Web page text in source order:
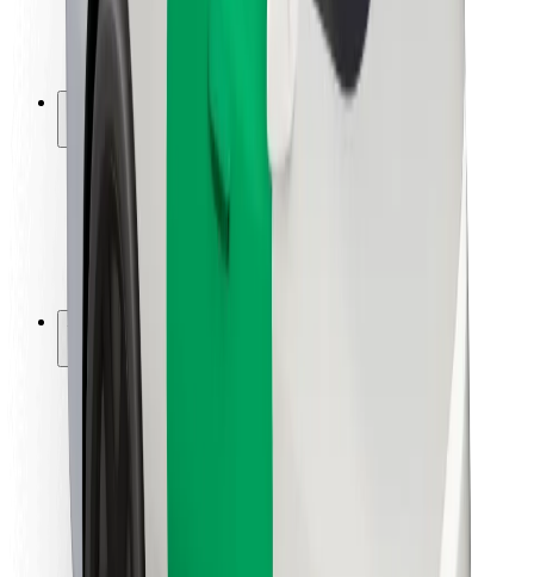
E-roller biztonság
Biztonsági részleg
Lokációk
Városi megoldások
Repülőtér
Bolt töltőállomások
Utasoknak
Sofőröknek
Ételfutároknak
Flottapartnereknek